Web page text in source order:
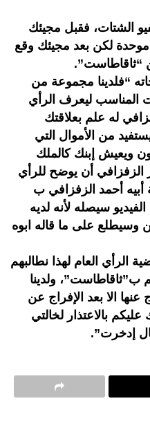
الشتات، فقبل مجيئك
لكن بعد مجيئك وقع
“ثاقاطاست”.
“فلدينا مجموعة من
المناسب ليعرف الرأي
له علم بعلاقتك
من الأموال التي
ويعيش إبنك كالملك
أن يوضح للرأي
أحمد الزفزافي ب
سيصله لأنه لديه
على ما قاله ابوه
الرأي العام لهذا نطالبهم
ب”ثاقاطاست”، ولدينا
الا بعد الإفراج عن
بالاعتذار لخالتي
إدخرت”.